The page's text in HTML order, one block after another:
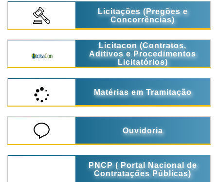
Licitações (Pregões e
Concorrências)
Licitacon (Contratos,
Aditivos e Procedimentos
Licitatórios)
Matérias em Tramitação
Ouvidoria
PNCP ( Portal Nacional de
Contratações Públicas)